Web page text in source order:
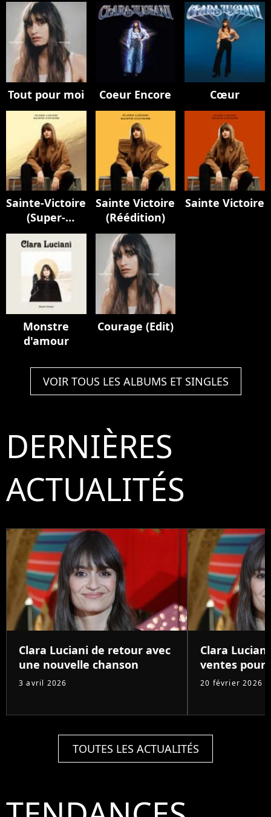
Tout pour moi Coeur Encore Cœur
Sainte-Victoire
(Super-
édition)
Sainte Victoire
(Réédition)
Sainte Victoire
Monstre
d'amour
Courage (Edit)
VOIR TOUS LES ALBUMS ET SINGLES
DERNIÈRES
ACTUALITÉS
Clara Luciani de retour avec
une nouvelle chanson
3 avril 2026
Clara Luciani
ventes pour
20 février 2026
TOUTES LES ACTUALITÉS